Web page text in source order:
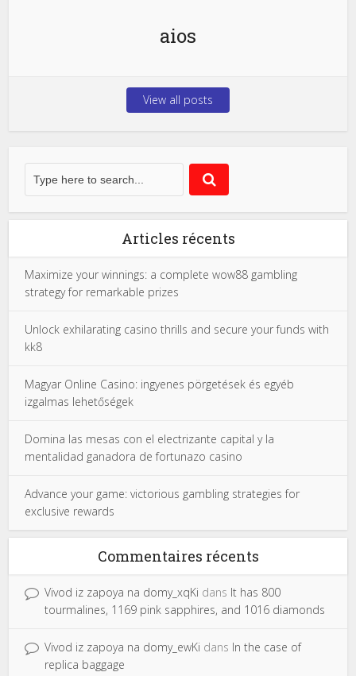
aios
View all posts
Articles récents
Maximize your winnings: a complete wow88 gambling
strategy for remarkable prizes
Unlock exhilarating casino thrills and secure your funds with
kk8
Magyar Online Casino: ingyenes pörgetések és egyéb
izgalmas lehetőségek
Domina las mesas con el electrizante capital y la
mentalidad ganadora de fortunazo casino
Advance your game: victorious gambling strategies for
exclusive rewards
Commentaires récents
Vivod iz zapoya na domy_xqKi dans It has 800
tourmalines, 1169 pink sapphires, and 1016 diamonds
Vivod iz zapoya na domy_ewKi dans In the case of
replica baggage